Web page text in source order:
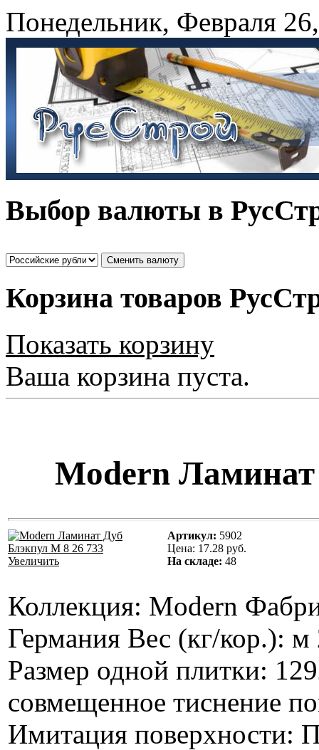
Понедельник, Февраля 26
Выбор валюты в
Корзина товаров
Показать корзину
Ваша корзина пуста.
Modern
Увеличить
Артикул: 5902
Цена: 17.28 руб.
На складе: 48
Коллекция: Мodern
Германия Вес (кг/кор.): м
Размер одной плитки:
совмещенное тиснение
Имитация поверхности: